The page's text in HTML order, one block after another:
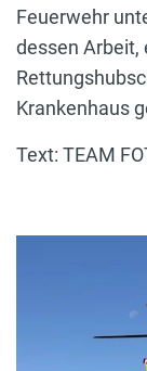
Feuerwehr
dessen Arbeit,
Krankenhaus
Text: TEAM